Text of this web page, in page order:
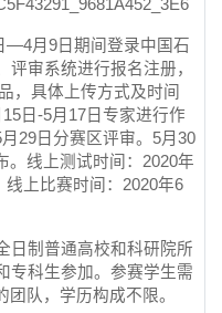
—4月9日期间登录中国石
评审系统进行报名注册，
，具体上传方式及时间
日-5月17日专家进行作
29日分赛区评审。5月30
。线上测试时间：2020年
线上比赛时间：2020年6
日制普通高校和科研院所
专科生参加。参赛学生需
队，学历构成不限。